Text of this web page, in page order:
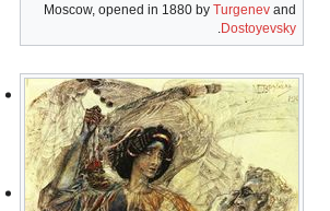
Moscow, opened in 1880 by Turgenev and
Dostoyevsky